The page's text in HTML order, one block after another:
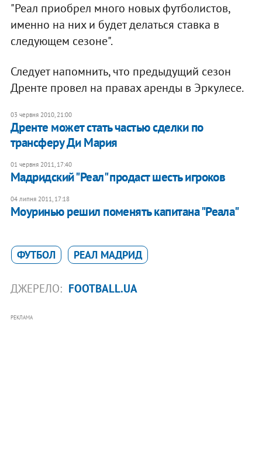
"Реал приобрел много новых футболистов,
именно на них и будет делаться ставка в
следующем сезоне".
Следует напомнить, что предыдущий сезон
Дренте провел на правах аренды в Эркулесе.
03 червня 2010, 21:00
Дренте может стать частью сделки по
трансферу Ди Мария
01 червня 2011, 17:40
Мадридский "Реал" продаст шесть игроков
04 липня 2011, 17:18
Моуринью решил поменять капитана "Реала"
ФУТБОЛ РЕАЛ МАДРИД
ДЖЕРЕЛО: FOOTBALL.UA
РЕКЛАМА